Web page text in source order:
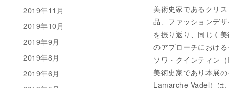
美術史家であるクリ
品、ファッションデ
を振り返り、同じく
のアプローチにおけ
ソワ・クインティン
美術史家であり本展
Lamarche-Vadel）は
2019年11月
2019年10月
2019年9月
2019年8月
2019年6月